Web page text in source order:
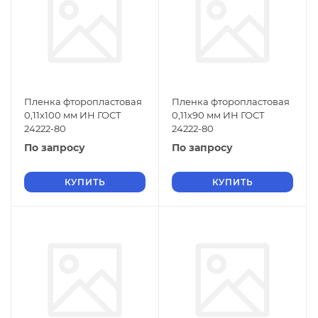
Пленка фторопластовая
0,11х100 мм ИН ГОСТ
24222-80
По запросу
КУПИТЬ
Пленка фторопластовая
0,11х90 мм ИН ГОСТ
24222-80
По запросу
КУПИТЬ